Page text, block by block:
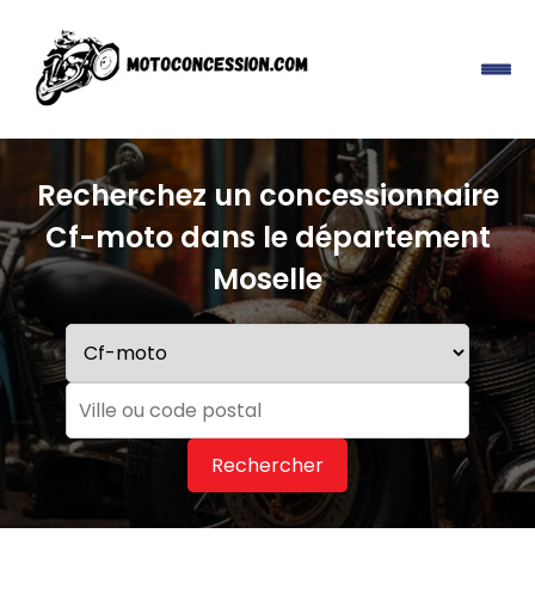
Recherchez un concessionnaire
Cf-moto dans le département
Moselle
Rechercher